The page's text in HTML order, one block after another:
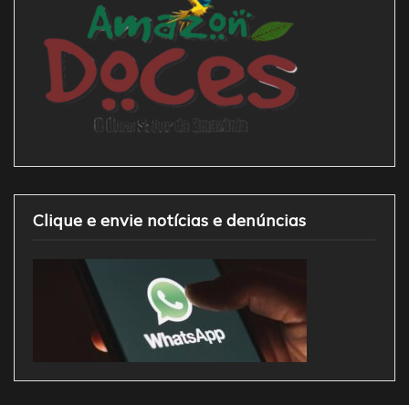
Clique e envie notícias e denúncias